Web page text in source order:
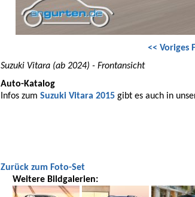
<< Voriges
Suzuki Vitara (ab 2024) - Frontansicht
Auto-Katalog
Infos zum Suzuki Vitara 2015 gibt es auch in
Zurück zum Foto-Set
Weitere Bildgalerien: